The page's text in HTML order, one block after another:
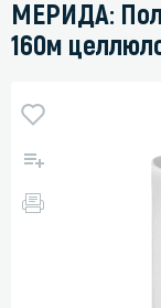
МЕРИДА:
160м